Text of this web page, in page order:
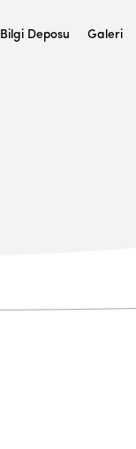
Bilgi Deposu Galeri